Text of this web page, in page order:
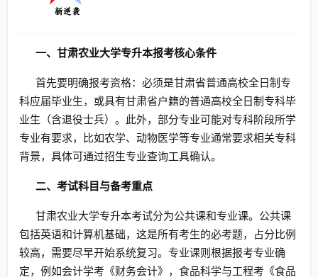
一、甘肃农业大学专升本报考核心条件
首先要明确报考资格：必须是甘肃省普通高校全日制专
科应届毕业生，或具有甘肃省户籍的普通高校全日制专科毕
业生（含退役士兵）。此外，部分专业可能对专科阶段所学
专业有要求，比如农学、动物医学等专业通常要求相关专科
背景，具体可通过招生专业查询工具确认。
二、考试科目与备考重点
甘肃农业大学专升本考试分为公共课和专业课。公共课
包括英语和计算机基础，这是所有考生的必考题，占分比例
较高，需要尽早开始系统复习。专业课则根据报考专业确
定，例如会计学考《财务会计》，食品科学与工程考《食品